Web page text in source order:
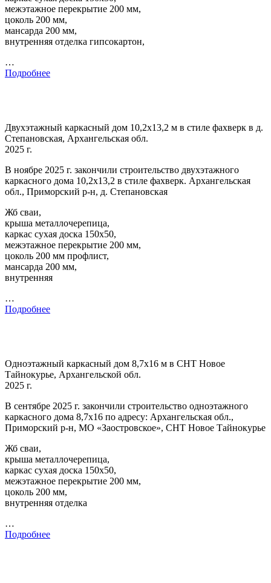
межэтажное перекрытие 200 мм,
цоколь 200 мм,
мансарда 200 мм,
внутренняя отделка гипсокартон,
…
Подробнее
Двухэтажный каркасный дом 10,2х13,2 м в стиле фахверк в д.
Степановская, Архангельская обл.
2025 г.
В ноябре 2025 г. закончили строительство двухэтажного
каркасного дома 10,2х13,2 в стиле фахверк. Архангельская
обл., Приморский р-н, д. Степановская
Жб сваи,
крыша металлочерепица,
каркас сухая доска 150х50,
межэтажное перекрытие 200 мм,
цоколь 200 мм профлист,
мансарда 200 мм,
внутренняя
…
Подробнее
Одноэтажный каркасный дом 8,7х16 м в СНТ Новое
Тайнокурье, Архангельской обл.
2025 г.
В сентябре 2025 г. закончили строительство одноэтажного
каркасного дома 8,7х16 по адресу: Архангельская обл.,
Приморский р-н, МО «Заостровское», СНТ Новое Тайнокурье
Жб сваи,
крыша металлочерепица,
каркас сухая доска 150х50,
межэтажное перекрытие 200 мм,
цоколь 200 мм,
внутренняя отделка
…
Подробнее